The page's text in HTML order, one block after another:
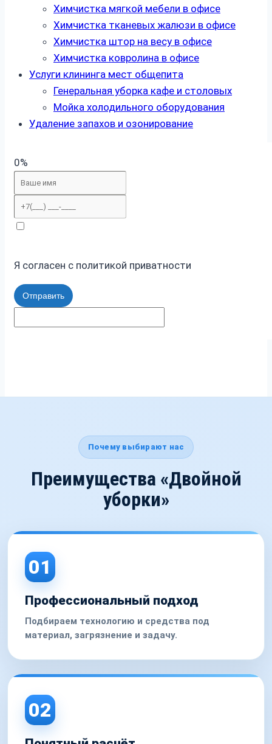
Химчистка мягкой мебели в офисе
Химчистка тканевых жалюзи в офисе
Химчистка штор на весу в офисе
Химчистка ковролина в офисе
Услуги клининга мест общепита
Генеральная уборка кафе и столовых
Мойка холодильного оборудования
Удаление запахов и озонирование
0%
Я согласен с политикой приватности
Отправить
Почему выбирают нас
Преимущества «Двойной
уборки»
01
Профессиональный подход
Подбираем технологию и средства под
материал, загрязнение и задачу.
02